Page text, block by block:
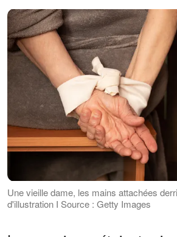
Une vieille dame, les mains attachées
d'illustration I Source : Getty Images